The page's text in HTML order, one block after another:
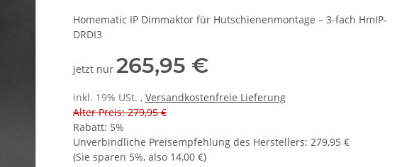
Homematic IP Dimmaktor für Hutschienenmontage – 3-fach HmIP-
DRDI3
jetzt nur 265,95 €
inkl. 19% USt. , Versandkostenfreie Lieferung
Alter Preis: 279,95 €
Rabatt: 5%
Unverbindliche Preisempfehlung des Herstellers: 279,95 €
(Sie sparen 5%, also 14,00 €)